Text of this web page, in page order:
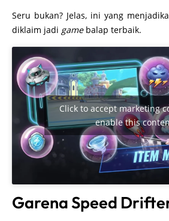
Seru bukan? Jelas, ini yang
diklaim jadi gamebalap terbaik.
Click to accept marketing
enable this
Garena Speed